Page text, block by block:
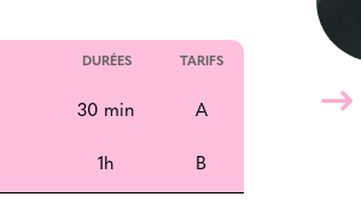
DURÉES TARIFS
30 min A
1h B